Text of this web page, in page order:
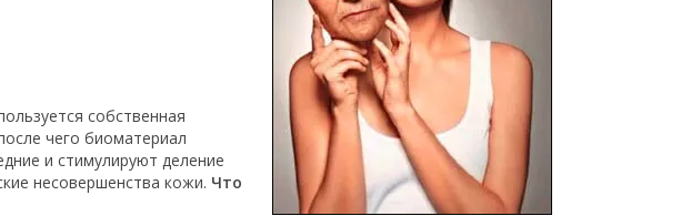
собственная
чего биоматериал
и стимулируют деление
несовершенства кожи. Что